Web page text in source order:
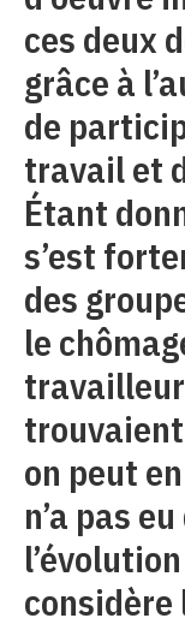
ces deux
grâce à
de
travail et
Étant
s’est
des
le
on peut
n’a pas